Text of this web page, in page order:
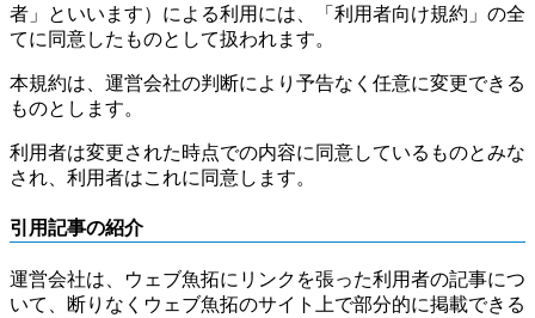
者」といいます）による利用には、「利用者向け規約」の全
てに同意したものとして扱われます。
本規約は、運営会社の判断により予告なく任意に変更できる
ものとします。
利用者は変更された時点での内容に同意しているものとみな
され、利用者はこれに同意します。
引用記事の紹介
運営会社は、ウェブ魚拓にリンクを張った利用者の記事につ
いて、断りなくウェブ魚拓のサイト上で部分的に掲載できる